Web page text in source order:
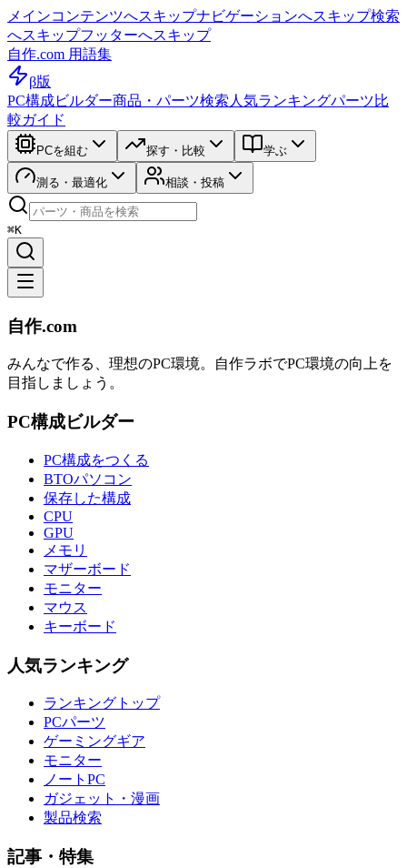
メインコンテンツへスキップナビゲーションへスキップ検索
へスキップフッターへスキップ
自作.com 用語集
β版
PC構成ビルダー商品・パーツ検索 人気ランキングパーツ比
較ガイド
PCを組む 探す・比較 学ぶ
測る・最適化 相談・投稿
⌘K
自作.com
みんなで作る、理想のPC環境。 自作ラボでPC環境の向上を
目指しましょう。
PC構成ビルダー
PC構成をつくる
BTOパソコン
保存した構成
CPU
GPU
メモリ
マザーボード
モニター
マウス
キーボード
人気ランキング
ランキングトップ
PCパーツ
ゲーミングギア
モニター
ノートPC
ガジェット・漫画
製品検索
記事・特集